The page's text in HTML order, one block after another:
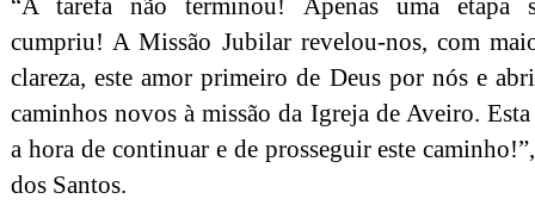
“A tarefa não terminou! Apenas uma etapa
cumpriu! A Missão Jubilar revelou-nos, com
clareza, este amor primeiro de Deus por nós e
caminhos novos à missão da Igreja de Aveiro. Esta
a hora de continuar e de prosseguir este
dos Santos.